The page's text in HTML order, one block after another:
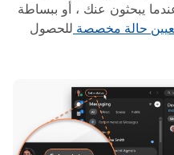
يبحثون عنك ، أو ببساطة
حالة مخصصة للحصول